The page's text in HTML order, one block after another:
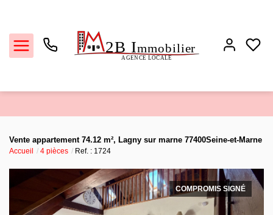
Locations
Estimation
Vente appartement 74.12 m², Lagny sur marne 77400Seine-et-Marne
Accueil 4 pièces Ref. : 1724
COMPROMIS SIGNÉ